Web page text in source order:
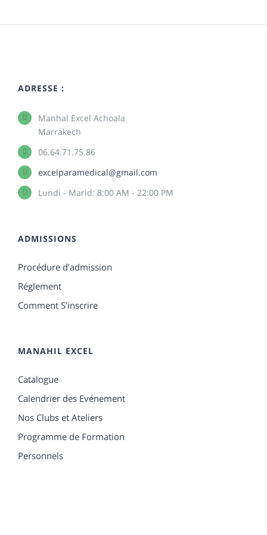
ADRESSE :
Manhal Excel Achoala
Marrakech
06.64.71.75.86
excelparamedical@gmail.com
Lundi - Marid: 8:00 AM - 22:00 PM
ADMISSIONS
Procédure d’admission
Réglement
Comment S’inscrire
MANAHIL EXCEL
Catalogue
Calendrier des Evénement
Nos Clubs et Ateliers
Programme de Formation
Personnels